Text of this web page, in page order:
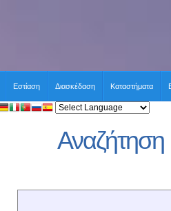
Εστίαση Διασκέδαση Καταστήματα
Αναζήτηση